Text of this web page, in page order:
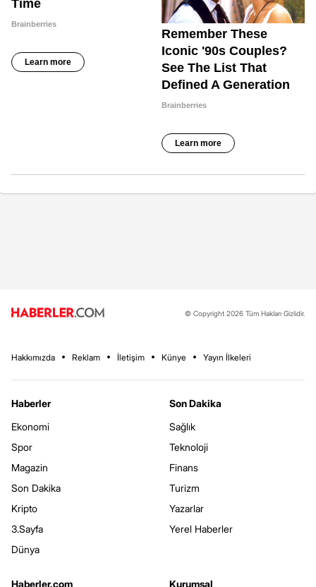
© Copyright 2026 Tüm Hakları Gizlidir.
Hakkımızda Reklam İletişim Künye Yayın İlkeleri
Haberler
Ekonomi
Spor
Magazin
Son Dakika
Kripto
3.Sayfa
Dünya
Son Dakika
Sağlık
Teknoloji
Finans
Turizm
Yazarlar
Yerel Haberler
Haberler.com
Kurumsal